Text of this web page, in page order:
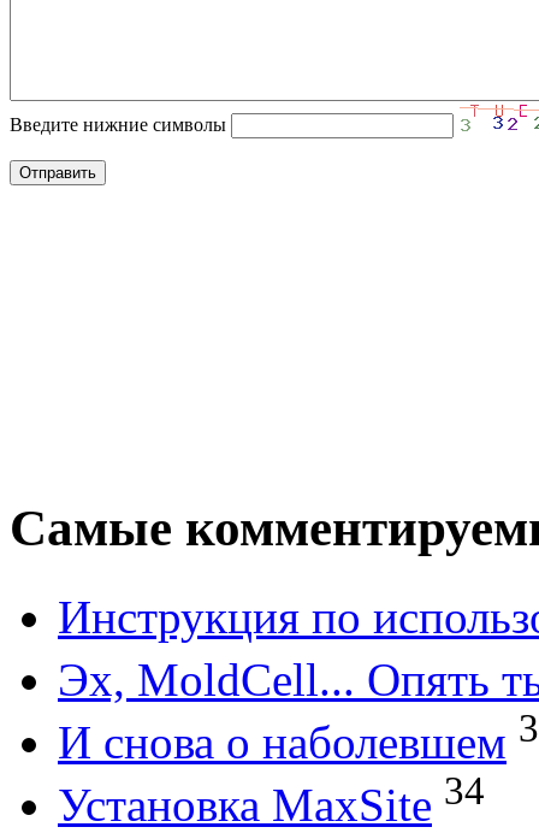
Введите нижние символы
Самые
Инструкция по
Эх, MoldCell... Опять
И снова о наболевшем
Установка MaxSite 34